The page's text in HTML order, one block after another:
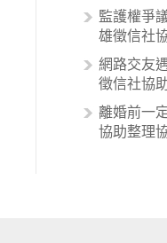
性沙文…
監護權爭
雄徵信社
網路交友
徵信社協
離婚前一
協助整理